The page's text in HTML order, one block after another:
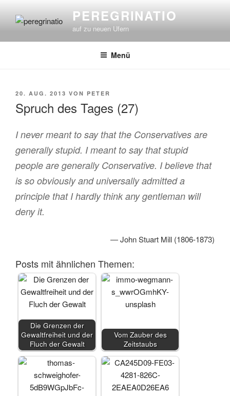
Inhalt
PEREGRINATIO
auf zu neuen Ufern
Menü
VERÖFFENTLICHT
20. AUG. 2013 VON PETER
Spruch des Tages (27)
I never meant to say that the Conservatives are
generally stupid. I meant to say that stupid
people are generally Conservative. I believe that
is so obviously and universally admitted a
principle that I hardly think any gentleman will
deny it.
― John Stuart Mill (1806-1873)
Posts mit ähnlichen Themen:
Die Grenzen der
Gewaltfreiheit und der
Fluch der Gewalt
Vom Zauber des
Zeitstaubs